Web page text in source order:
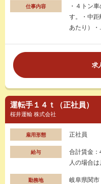
仕事内容
・４トン
す。・中
あたり）・
求
運転手１４ｔ（正社員）
桜井運輸 株式会社
雇用形態 正社員
給与
合計賃金
人の場合
勤務地 岐阜県関市